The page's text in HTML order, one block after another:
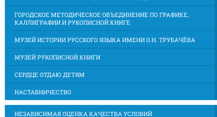
ГОРОДСКОЕ МЕТОДИЧЕСКОЕ ОБЪЕДИНЕНИЕ ПО ГРАФИКЕ,
КАЛЛИГРАФИИ И РУКОПИСНОЙ КНИГЕ
МУЗЕЙ ИСТОРИИ РУССКОГО ЯЗЫКА ИМЕНИ О.Н. ТРУБАЧЁВА
МУЗЕЙ РУКОПИСНОЙ КНИГИ
СЕРДЦЕ ОТДАЮ ДЕТЯМ
НАСТАВНИЧЕСТВО
НЕЗАВИСИМАЯ ОЦЕНКА КАЧЕСТВА УСЛОВИЙ